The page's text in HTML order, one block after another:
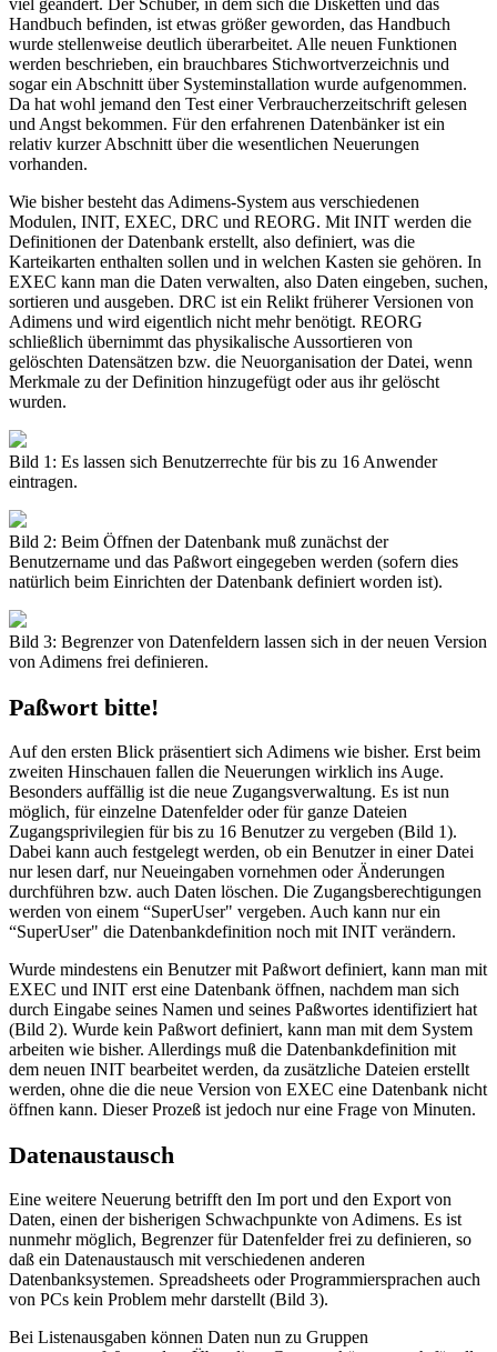
viel geändert. Der Schuber, in dem sich die Disketten und das
Handbuch befinden, ist etwas größer geworden, das Handbuch
wurde stellenweise deutlich überarbeitet. Alle neuen Funktionen
werden beschrieben, ein brauchbares Stichwortverzeichnis und
sogar ein Abschnitt über Systeminstallation wurde aufgenommen.
Da hat wohl jemand den Test einer Verbraucherzeitschrift gelesen
und Angst bekommen. Für den erfahrenen Datenbänker ist ein
relativ kurzer Abschnitt über die wesentlichen Neuerungen
vorhanden.
Wie bisher besteht das Adimens-System aus verschiedenen
Modulen, INIT, EXEC, DRC und REORG. Mit INIT werden die
Definitionen der Datenbank erstellt, also definiert, was die
Karteikarten enthalten sollen und in welchen Kasten sie gehören. In
EXEC kann man die Daten verwalten, also Daten eingeben, suchen,
sortieren und ausgeben. DRC ist ein Relikt früherer Versionen von
Adimens und wird eigentlich nicht mehr benötigt. REORG
schließlich übernimmt das physikalische Aussortieren von
gelöschten Datensätzen bzw. die Neuorganisation der Datei, wenn
Merkmale zu der Definition hinzugefügt oder aus ihr gelöscht
wurden.
Bild 1: Es lassen sich Benutzerrechte für bis zu 16 Anwender
eintragen.
Bild 2: Beim Öffnen der Datenbank muß zunächst der
Benutzername und das Paßwort eingegeben werden (sofern dies
natürlich beim Einrichten der Datenbank definiert worden ist).
Bild 3: Begrenzer von Datenfeldern lassen sich in der neuen Version
von Adimens frei definieren.
Paßwort bitte!
Auf den ersten Blick präsentiert sich Adimens wie bisher. Erst beim
zweiten Hinschauen fallen die Neuerungen wirklich ins Auge.
Besonders auffällig ist die neue Zugangsverwaltung. Es ist nun
möglich, für einzelne Datenfelder oder für ganze Dateien
Zugangsprivilegien für bis zu 16 Benutzer zu vergeben (Bild 1).
Dabei kann auch festgelegt werden, ob ein Benutzer in einer Datei
nur lesen darf, nur Neueingaben vornehmen oder Änderungen
durchführen bzw. auch Daten löschen. Die Zugangsberechtigungen
werden von einem “SuperUser" vergeben. Auch kann nur ein
“SuperUser" die Datenbankdefinition noch mit INIT verändern.
Wurde mindestens ein Benutzer mit Paßwort definiert, kann man mit
EXEC und INIT erst eine Datenbank öffnen, nachdem man sich
durch Eingabe seines Namen und seines Paßwortes identifiziert hat
(Bild 2). Wurde kein Paßwort definiert, kann man mit dem System
arbeiten wie bisher. Allerdings muß die Datenbankdefinition mit
dem neuen INIT bearbeitet werden, da zusätzliche Dateien erstellt
werden, ohne die die neue Version von EXEC eine Datenbank nicht
öffnen kann. Dieser Prozeß ist jedoch nur eine Frage von Minuten.
Datenaustausch
Eine weitere Neuerung betrifft den Im port und den Export von
Daten, einen der bisherigen Schwachpunkte von Adimens. Es ist
nunmehr möglich, Begrenzer für Datenfelder frei zu definieren, so
daß ein Datenaustausch mit verschiedenen anderen
Datenbanksystemen. Spreadsheets oder Programmiersprachen auch
von PCs kein Problem mehr darstellt (Bild 3).
Bei Listenausgaben können Daten nun zu Gruppen